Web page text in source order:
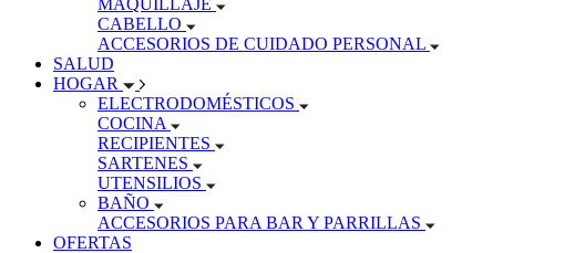
MAQUILLAJE
CABELLO
ACCESORIOS DE CUIDADO PERSONAL
SALUD
HOGAR
ELECTRODOMÉSTICOS
COCINA
RECIPIENTES
SARTENES
UTENSILIOS
BAÑO
ACCESORIOS PARA BAR Y PARRILLAS
OFERTAS